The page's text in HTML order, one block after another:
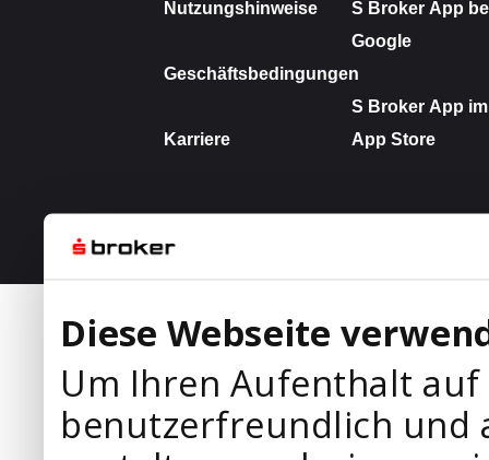
Diese Webseite
Um Ihren Aufenthalt
benutzerfreundlich und